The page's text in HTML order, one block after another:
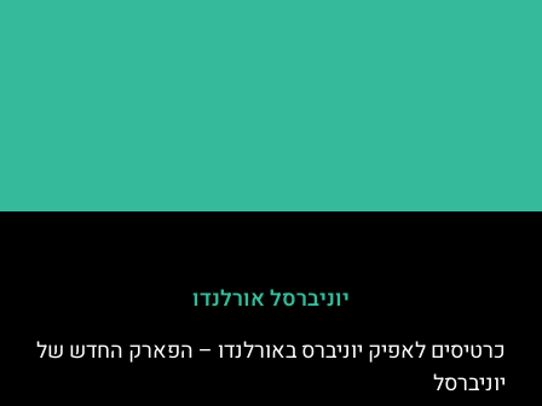
יוניברסל אורלנדו
כרטיסים לאפיק יוניברס באורלנדו – הפארק החדש של
יוניברסל